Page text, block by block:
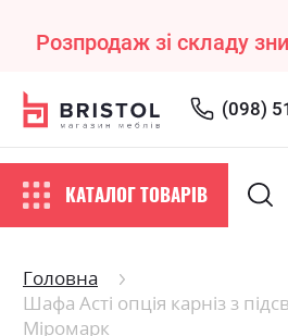
Розпродаж зі складу
(098)
КАТАЛОГ ТОВАРІВ
Головна
Шафа Асті опція карніз з
Міромарк